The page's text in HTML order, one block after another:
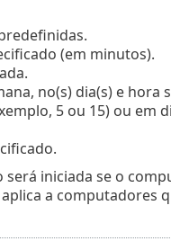
(em minutos).
no(s) dia(s) e hora
5 ou 15) ou em
será iniciada se o
a computadores